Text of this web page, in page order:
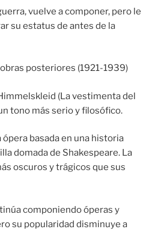
vuelve a componer, pero le
su estatus de antes de la
posteriores (1921-1939)
(La vestimenta del
tono más serio y filosófico.
ópera basada en una historia
domada de Shakespeare. La
oscuros y trágicos que sus
componiendo óperas y
su popularidad disminuye a